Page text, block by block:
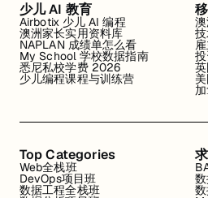
少儿 AI 教育
Airbotix 少儿 AI 编程
澳洲家长实用资料库
NAPLAN 成绩单怎么看
My School 学校数据指南
悉尼私校学费 2026
少儿编程课程与训练营
Top Categories
Web全栈班
DevOps项目班
数据工程全栈班